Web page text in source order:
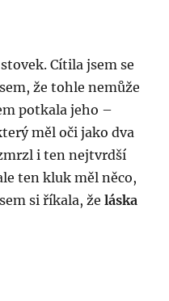
Cítila jsem se
že tohle nemůže
potkala jeho –
měl oči jako dva
i ten nejtvrdší
ten kluk měl něco,
si říkala, želáska